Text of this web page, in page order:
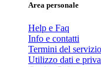
Area personale
Help e Faq
Info e contatti
Termini del servizio
Utilizzo dati e